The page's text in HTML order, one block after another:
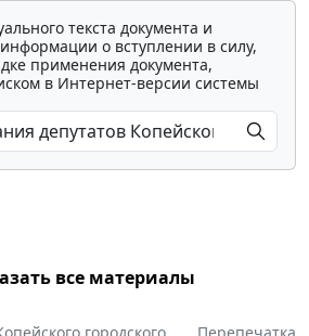
текста документа и
о вступлении в силу,
применения документа,
в Интернет-версии системы
все материалы
городского
Перепечатка